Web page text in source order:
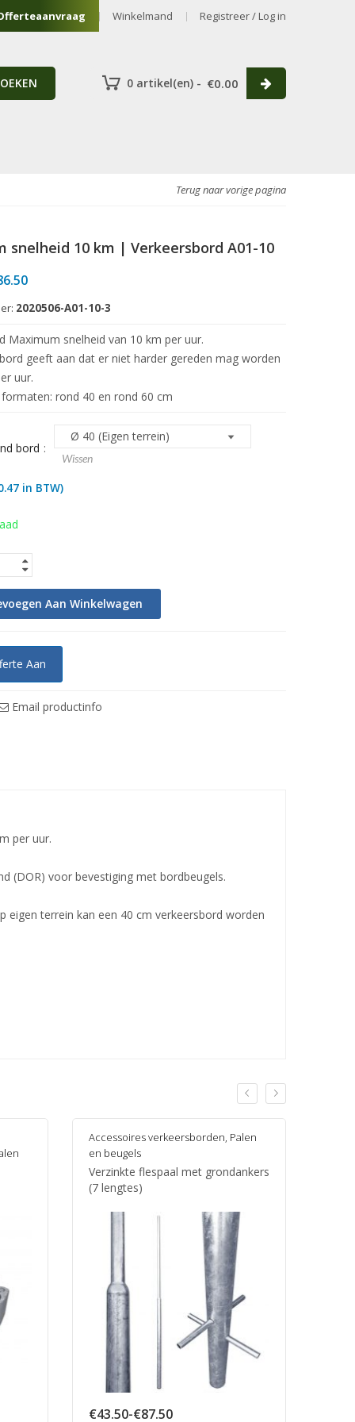
Winkelmand Registreer / Log in
0 artikel(en) - €0.00
Terug naar vorige pagina
snelheid 10 km | Verkeersbord A01-10
Prijsklasse:
tot
2020506-A01-10-3
Maximum snelheid van 10 km per uur.
geeft aan dat er niet harder gereden mag worden
uur.
rond 40 en rond 60 cm
bord
Wissen
in BTW)
Aan Winkelwagen
Aan
Email productinfo
per uur.
(DOR) voor bevestiging met bordbeugels.
terrein kan een 40 cm verkeersbord worden
Accessoires verkeersborden, Palen
en beugels
Verzinkte flespaal met grondankers
(7 lengtes)
€43.50-€87.50Prijsklasse: